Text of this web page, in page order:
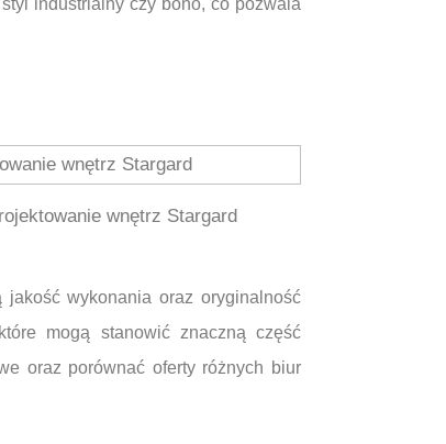
industrialny czy boho, co pozwala
wnętrz Stargard
wykonania oraz oryginalność
mogą stanowić znaczną część
oraz porównać oferty różnych biur